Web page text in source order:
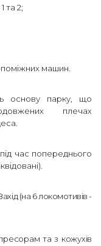
та 2;
машин.
основу парку, що
плечах
час попереднього
(на 6 локомотивів -
та з кожухів